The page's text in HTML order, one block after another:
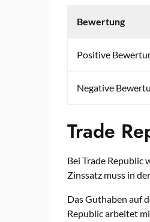
Bewertung
Positive
Negative
Trade
Bei Trade Republic
Zinssatz muss in
Das Guthaben auf
Republic arbeitet